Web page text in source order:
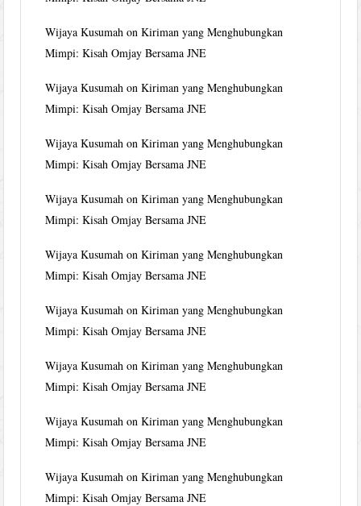
Wijaya Kusumah onKiriman yang Menghubungkan
Mimpi: Kisah Omjay Bersama JNE
Wijaya Kusumah onKiriman yang Menghubungkan
Mimpi: Kisah Omjay Bersama JNE
Wijaya Kusumah onKiriman yang Menghubungkan
Mimpi: Kisah Omjay Bersama JNE
Wijaya Kusumah onKiriman yang Menghubungkan
Mimpi: Kisah Omjay Bersama JNE
Wijaya Kusumah onKiriman yang Menghubungkan
Mimpi: Kisah Omjay Bersama JNE
Wijaya Kusumah onKiriman yang Menghubungkan
Mimpi: Kisah Omjay Bersama JNE
Wijaya Kusumah onKiriman yang Menghubungkan
Mimpi: Kisah Omjay Bersama JNE
Wijaya Kusumah onKiriman yang Menghubungkan
Mimpi: Kisah Omjay Bersama JNE
Wijaya Kusumah onKiriman yang Menghubungkan
Mimpi: Kisah Omjay Bersama JNE